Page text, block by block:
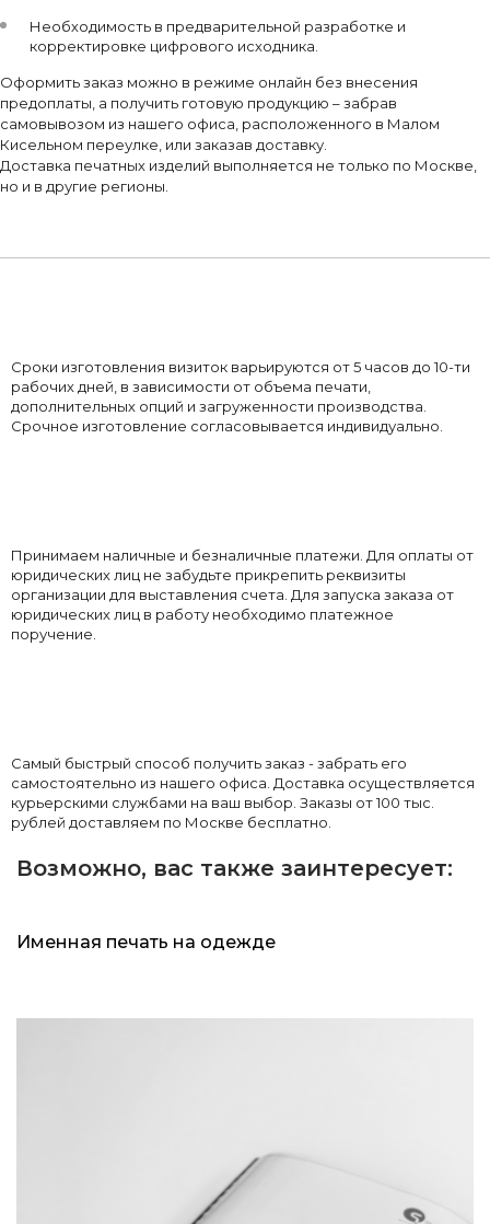
Необходимость в предварительной разработке и
корректировке цифрового исходника.
Оформить заказ можно в режиме онлайн без внесения
предоплаты, а получить готовую продукцию – забрав
самовывозом из нашего офиса, расположенного в Малом
Кисельном переулке, или заказав доставку.
Доставка печатных изделий выполняется не только по Москве,
но и в другие регионы.
Сроки изготовления визиток варьируются от 5 часов до 10-ти
рабочих дней, в зависимости от объема печати,
дополнительных опций и загруженности производства.
Срочное изготовление согласовывается индивидуально.
Принимаем наличные и безналичные платежи. Для оплаты от
юридических лиц не забудьте прикрепить реквизиты
организации для выставления счета. Для запуска заказа от
юридических лиц в работу необходимо платежное
поручение.
Самый быстрый способ получить заказ - забрать его
самостоятельно из нашего офиса. Доставка осуществляется
курьерскими службами на ваш выбор. Заказы от 100 тыс.
рублей доставляем по Москве бесплатно.
Возможно, вас также заинтересует:
Именная печать на одежде